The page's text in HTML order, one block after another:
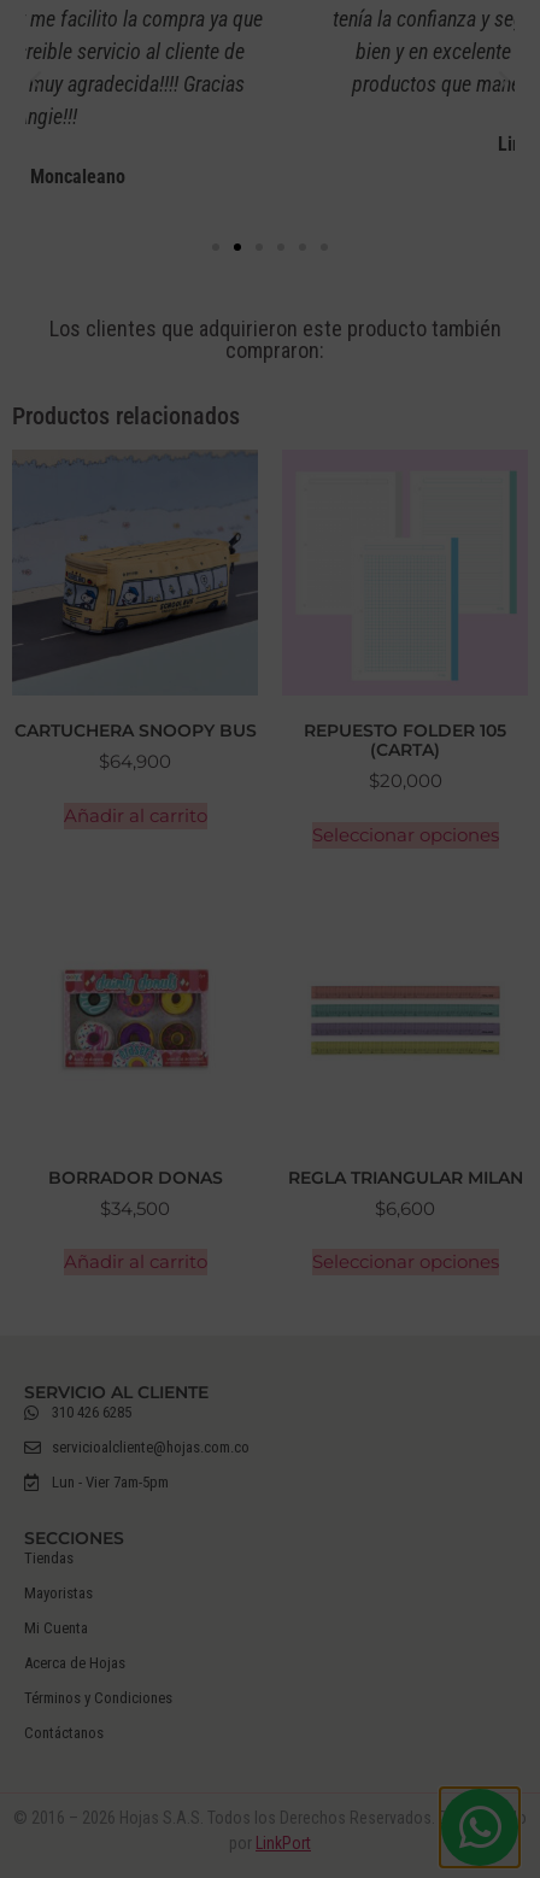
tenía la confianza y seguridad de que todo iba a salir
bien y en excelente calidad, además de que los
productos que manejan me parecen muy bellos.
Los clientes que adquirieron este producto también
compraron:
Productos relacionados
CARTUCHERA SNOOPY BUS
$64,900
Añadir al carrito
REPUESTO FOLDER 105
(CARTA)
$20,000
Seleccionar opciones
BORRADOR DONAS
$34,500
Añadir al carrito
REGLA TRIANGULAR MILAN
$6,600
Seleccionar opciones
SECCIONES
Tiendas
Mayoristas
Mi Cuenta
Acerca de Hojas
Términos y Condiciones
Contáctanos
SERVICIO AL CLIENTE
310 426 6285
servicioalcliente@hojas.com.co
Lun - Vier 7am-5pm
© 2016 – 2026 Hojas S.A.S. Todos los Derechos Reservados. Desarrollado
por
LinkPort